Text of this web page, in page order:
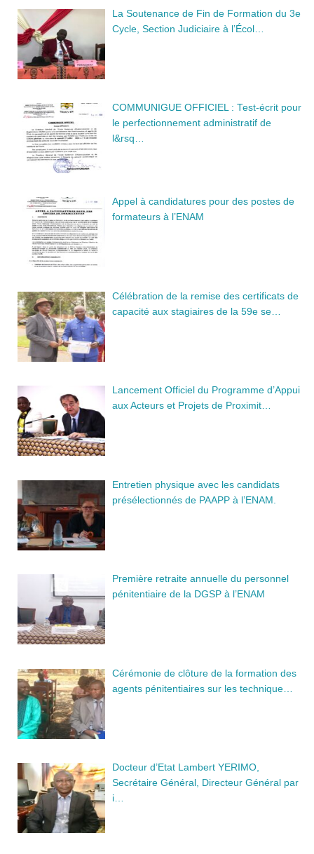
La Soutenance de Fin de Formation du 3e
Cycle, Section Judiciaire à l’Écol…
COMMUNIGUE OFFICIEL : Test-écrit pour
le perfectionnement administratif de
l&rsq…
Appel à candidatures pour des postes de
formateurs à l’ENAM
Célébration de la remise des certificats de
capacité aux stagiaires de la 59e se…
Lancement Officiel du Programme d’Appui
aux Acteurs et Projets de Proximit…
Entretien physique avec les candidats
présélectionnés de PAAPP à l’ENAM.
Première retraite annuelle du personnel
pénitentiaire de la DGSP à l’ENAM
Cérémonie de clôture de la formation des
agents pénitentiaires sur les technique…
Docteur d’Etat Lambert YERIMO,
Secrétaire Général, Directeur Général par
i…